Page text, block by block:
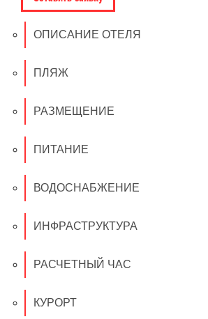
ОПИСАНИЕ ОТЕЛЯ
ПЛЯЖ
РАЗМЕЩЕНИЕ
ПИТАНИЕ
ВОДОСНАБЖЕНИЕ
ИНФРАСТРУКТУРА
РАСЧЕТНЫЙ ЧАС
КУРОРТ